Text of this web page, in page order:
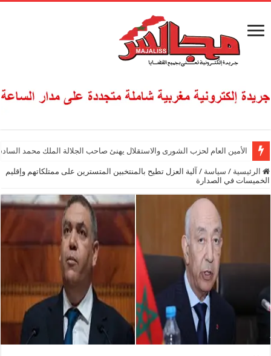
الأمين العام لحزب الشورى والاستقلال يهنئ صاحب الجلالة الملك محمد
الرئيسية / سياسة / آلية العزل تطيح بالمنتخبين المتسترين على ممتلكاتهم وإقليم
الخميسات في الصدارة